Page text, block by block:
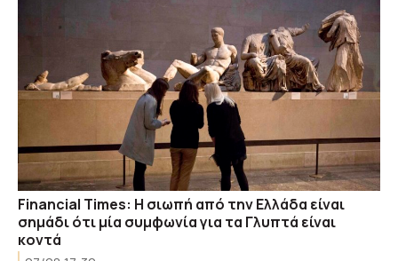
Financial Times: Η σιωπή από την Ελλάδα είναι
σημάδι ότι μία συμφωνία για τα Γλυπτά είναι
κοντά